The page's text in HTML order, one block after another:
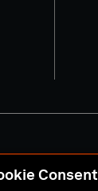
Consent